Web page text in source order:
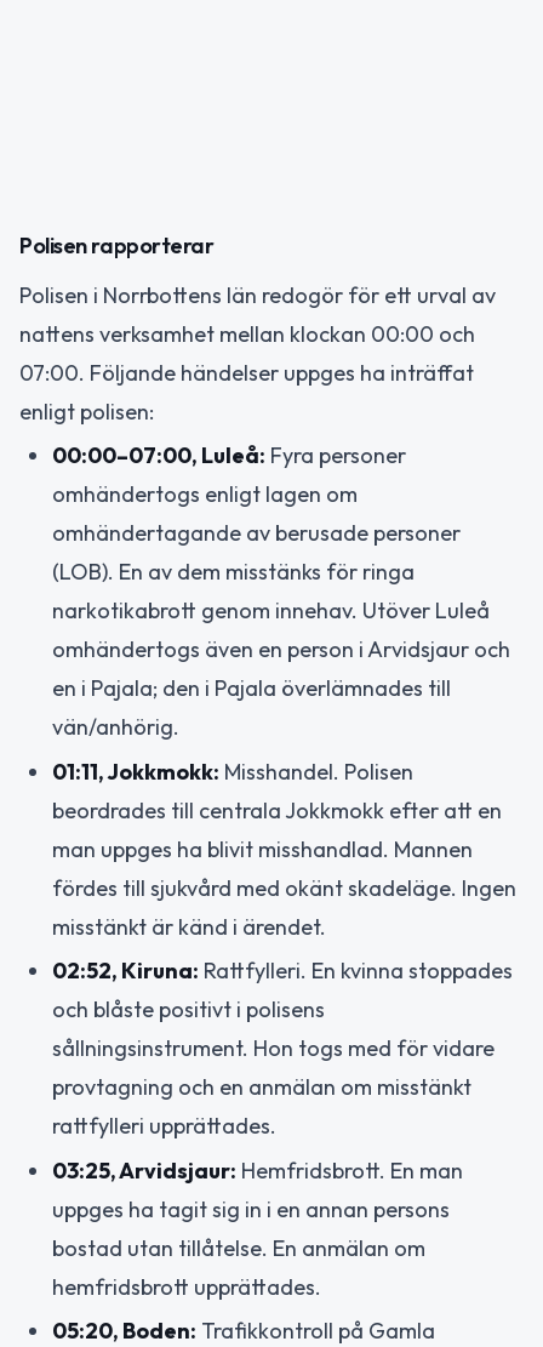
Polisen rapporterar
Polisen i Norrbottens län redogör för ett urval av
nattens verksamhet mellan klockan 00:00 och
07:00. Följande händelser uppges ha inträffat
enligt polisen:
00:00–07:00, Luleå: Fyra personer
omhändertogs enligt lagen om
omhändertagande av berusade personer
(LOB). En av dem misstänks för ringa
narkotikabrott genom innehav. Utöver Luleå
omhändertogs även en person i Arvidsjaur och
en i Pajala; den i Pajala överlämnades till
vän/anhörig.
01:11, Jokkmokk: Misshandel. Polisen
beordrades till centrala Jokkmokk efter att en
man uppges ha blivit misshandlad. Mannen
fördes till sjukvård med okänt skadeläge. Ingen
misstänkt är känd i ärendet.
02:52, Kiruna: Rattfylleri. En kvinna stoppades
och blåste positivt i polisens
sållningsinstrument. Hon togs med för vidare
provtagning och en anmälan om misstänkt
rattfylleri upprättades.
03:25, Arvidsjaur: Hemfridsbrott. En man
uppges ha tagit sig in i en annan persons
bostad utan tillåtelse. En anmälan om
hemfridsbrott upprättades.
05:20, Boden: Trafikkontroll på Gamla